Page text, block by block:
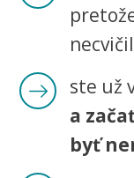
ste už
a
byť